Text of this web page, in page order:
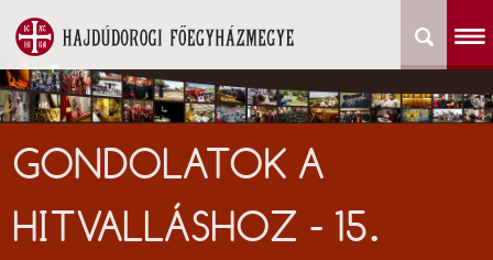
GONDOLATOK A
HITVALLÁSHOZ - 15.